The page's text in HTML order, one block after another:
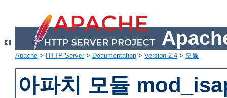
Apache > HTTP Server> Documentation > Version 2.4 > 모듈
아파치 모듈